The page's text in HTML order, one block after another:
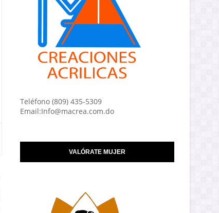
Teléfono (809) 435-5309
Email:Info@macrea.com.do
VALÓRATE MUJER